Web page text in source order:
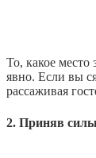
То, какое место
явно. Если вы
рассаживая
2. Приняв